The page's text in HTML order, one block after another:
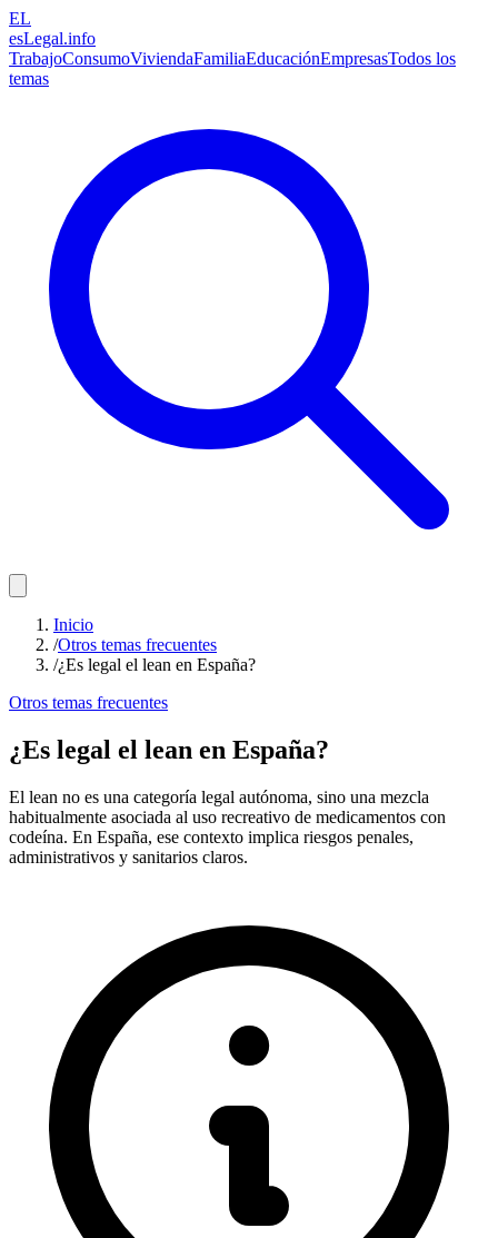
EL
esLegal.info
TrabajoConsumoViviendaFamiliaEducaciónEmpresasTodos los
temas
Inicio
/Otros temas frecuentes
/¿Es legal el lean en España?
Otros temas frecuentes
¿Es legal el lean en España?
El lean no es una categoría legal autónoma, sino una mezcla
habitualmente asociada al uso recreativo de medicamentos con
codeína. En España, ese contexto implica riesgos penales,
administrativos y sanitarios claros.